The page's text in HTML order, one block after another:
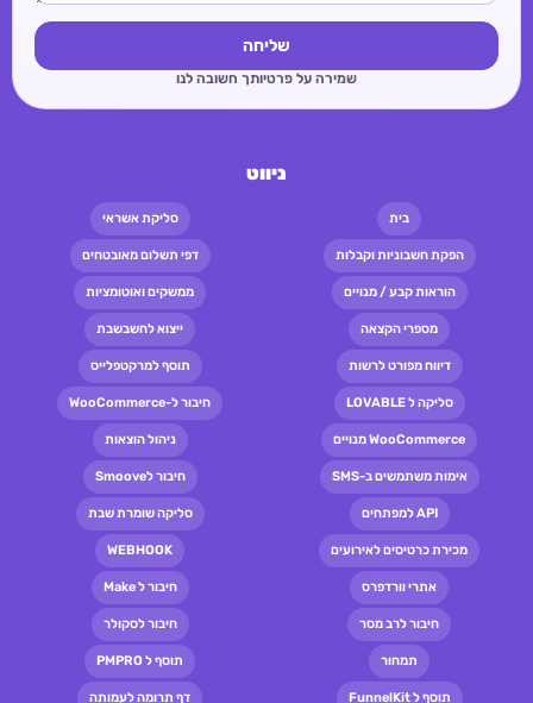
שליחה
שמירה על פרטיותך חשובה לנו
ניווט
בית סליקת אשראי
הפקת חשבוניות וקבלות דפי תשלום מאובטחים
הוראות קבע / מנויים ממשקים ואוטומציות
מספרי הקצאה ייצוא לחשבשבת
דיווח מפורט לרשות תוסף למרקטפלייס
סליקה ל LOVABLE חיבור ל-WooCommerce
WooCommerce מנויים ניהול הוצאות
אימות משתמשים ב-SMS חיבור לSmoove
API למפתחים סליקה שומרת שבת
מכירת כרטיסים לאירועים WEBHOOK
אתרי וורדפרס חיבור ל Make
חיבור לרב מסר חיבור לסקולר
תמחור תוסף ל PMPRO
תוסף ל FunnelKit דף תרומה לעמותה